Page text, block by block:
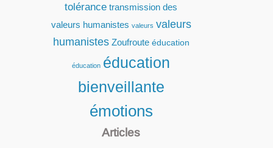
tolérance transmission des
valeurs humanistes valeurs valeurs
humanistes Zoufroute éducation
éducation éducation
bienveillante
émotions
Articles